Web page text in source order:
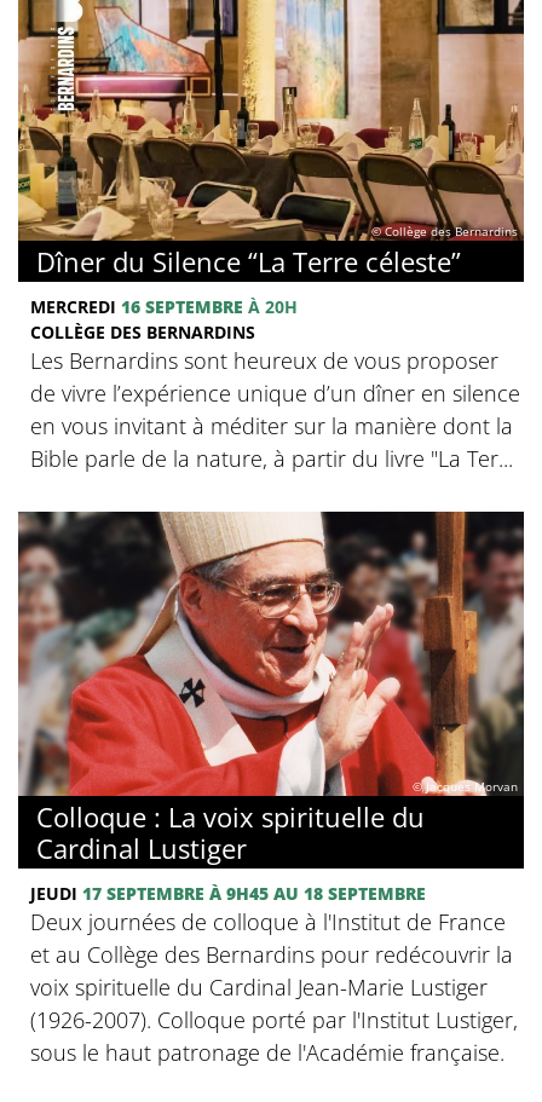
© Collège des Bernardins
Dîner du Silence “La Terre céleste”
MERCREDI 16 SEPTEMBRE À 20H
COLLÈGE DES BERNARDINS
Les Bernardins sont heureux de vous proposer
de vivre l’expérience unique d’un dîner en silence
en vous invitant à méditer sur la manière dont la
Bible parle de la nature, à partir du livre "La Ter...
© Jacques Morvan
Colloque : La voix spirituelle du
Cardinal Lustiger
JEUDI 17 SEPTEMBRE À 9H45 AU 18 SEPTEMBRE
Deux journées de colloque à l'Institut de France
et au Collège des Bernardins pour redécouvrir la
voix spirituelle du Cardinal Jean-Marie Lustiger
(1926-2007). Colloque porté par l'Institut Lustiger,
sous le haut patronage de l'Académie française.